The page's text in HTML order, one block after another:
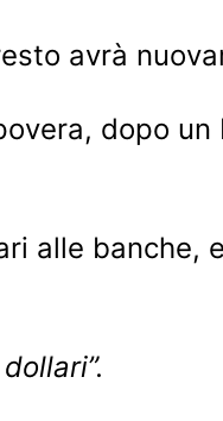
avrà
dopo
alle banche,